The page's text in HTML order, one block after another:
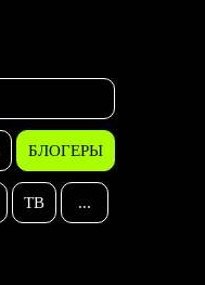
БЛОГЕРЫ
ТВ ...